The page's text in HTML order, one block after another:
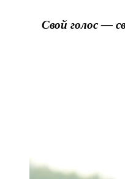
Свой голос —